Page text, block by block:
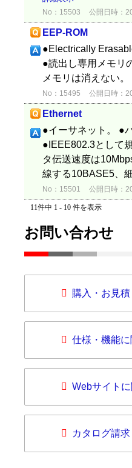
No：15503 公開日時：
EEP-ROM
●Electrically
●読出し専用メモリ
メモリは消えない
No：15495 公開日時：
Ethernet
●イーサネット。 ●
●IEEE802.3として
タ伝送速度は
線する10BASE5、
No：15501 公開日時：
11件中 1 - 10 件を表示
お問い合わせ
購入・お見
仕様・機能
Webサイト
カタログ請求